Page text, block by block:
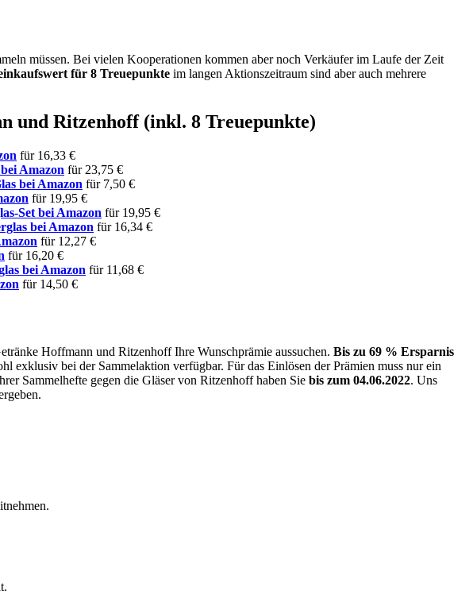
müssen. Bei vielen Kooperationen kommen aber noch Verkäufer im Laufe der Zeit
für 8 Treuepunkte im langen Aktionszeitraum sind aber auch mehrere
und Ritzenhoff (inkl. 8 Treuepunkte)
für 16,33 €
Amazon für 23,75 €
bei Amazon für 7,50 €
für 19,95 €
Set bei Amazon für 19,95 €
bei Amazon für 16,34 €
für 12,27 €
für 16,20 €
bei Amazon für 11,68 €
für 14,50 €
Hoffmann und Ritzenhoff Ihre Wunschprämie aussuchen. Bis zu 69 % Ersparnis
exklusiv bei der Sammelaktion verfügbar. Für das Einlösen der Prämien muss nur ein
Sammelhefte gegen die Gläser von Ritzenhoff haben Sie bis zum 04.06.2022. Uns